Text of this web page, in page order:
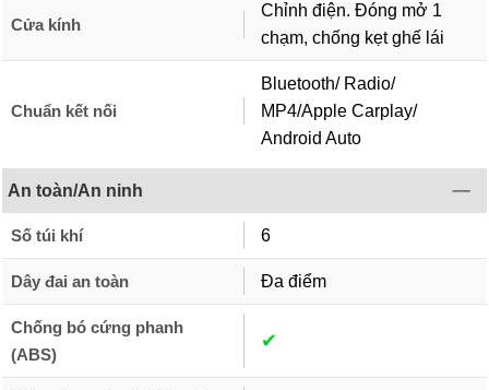
Cửa kính
Chỉnh điện. Đóng mở 1
chạm, chống kẹt ghế lái
Chuẩn kết nối
Bluetooth/ Radio/
MP4/Apple Carplay/
Android Auto
An toàn/An ninh
Số túi khí 6
Dây đai an toàn Đa điểm
Chống bó cứng phanh
(ABS)
✔︎